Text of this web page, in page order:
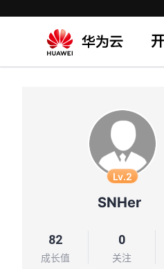
Lv.2
SNHer
82
成长值
0
关注